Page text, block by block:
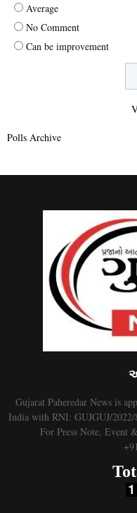
Average
No Comment
Can be improvement
Polls Archive
Gujarat Paheredar News is
India with RNI: GUJGUJ/
For Press Note, Event